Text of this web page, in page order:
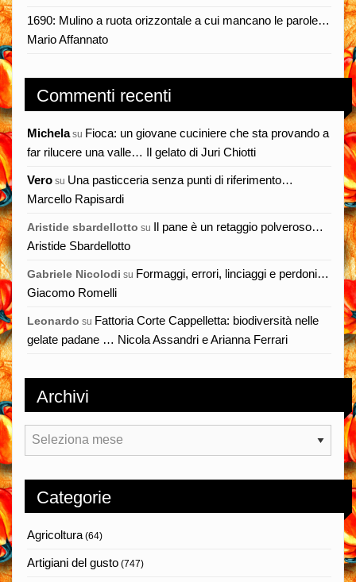
1690: Mulino a ruota orizzontale a cui mancano le parole…
Mario Affannato
Commenti recenti
Michelasu Fioca: un giovane cuciniere che sta provando a
far rilucere una valle… Il gelato di Juri Chiotti
Vero su Una pasticceria senza punti di riferimento…
Marcello Rapisardi
Aristide sbardellotto su Il pane è un retaggio polveroso…
Aristide Sbardellotto
Gabriele Nicolodi su Formaggi, errori, linciaggi e perdoni…
Giacomo Romelli
Leonardo su Fattoria Corte Cappelletta: biodiversità nelle
gelate padane … Nicola Assandri e Arianna Ferrari
Archivi
Archivi
Categorie
Agricoltura(64)
Artigiani del gusto (747)